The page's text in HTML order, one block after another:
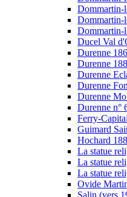
Dommartin-
Dommartin-
Dommartin-
Ducel Val
Durenne
Durenne
Durenne
Durenne
Durenne
Durenne n°
Ferry-
Guimard
Hochard
La statue
La statue
La statue
Ovide
Salin (vers